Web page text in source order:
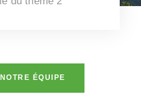
ÉQUIPE